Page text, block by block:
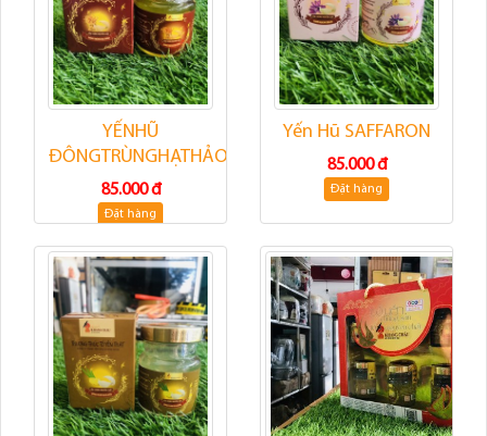
YẾNHŨ
ĐÔNGTRÙNGHẠTHẢO
85.000 đ
Đặt hàng
Yến Hũ SAFFARON
85.000 đ
Đặt hàng